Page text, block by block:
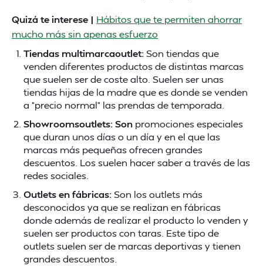
Quizá te interese | Hábitos que te permiten ahorrar
mucho más sin apenas esfuerzo
Tiendas multimarcaoutlet:Son tiendas que
venden diferentes productos de distintas marcas
que suelen ser de coste alto. Suelen ser unas
tiendas hijas de la madre que es donde se venden
a “precio normal” las prendas de temporada.
Showroomsoutlets: Son promociones especiales
que duran unos días o un día y en el que las
marcas más pequeñas ofrecen grandes
descuentos. Los suelen hacer saber a través de las
redes sociales.
Outlets en fábricas:Son los outlets más
desconocidos ya que se realizan en fábricas
donde además de realizar el producto lo venden y
suelen ser productos con taras. Este tipo de
outlets suelen ser de marcas deportivas y tienen
grandes descuentos.